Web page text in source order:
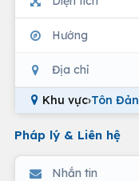
Hướng
Địa chỉ
Khu vực›Tôn Đản
Pháp lý & Liên hệ
Nhắn tin